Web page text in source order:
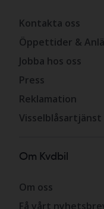
Kontakta oss
Öppettider &
Jobba hos oss
Press
Reklamation
Visselblåsartjänst
Om Kvdbil
Om oss
Få vårt